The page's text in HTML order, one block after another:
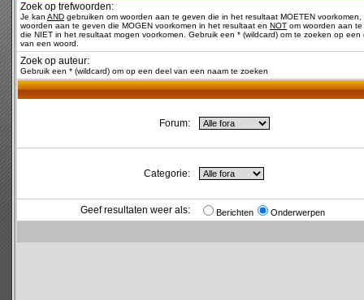
Zoek op trefwoorden:
Je kan AND gebruiken om woorden aan te geven die in het resultaat MOETEN voorkomen,
woorden aan te geven die MOGEN voorkomen in het resultaat en NOT om woorden aan
die NIET in het resultaat mogen voorkomen. Gebruik een * (wildcard) om te zoeken op een
van een woord.
Zoek op auteur:
Gebruik een * (wildcard) om op een deel van een naam te zoeken
Forum:
Categorie:
Geef resultaten weer als: Berichten Onderwerpen